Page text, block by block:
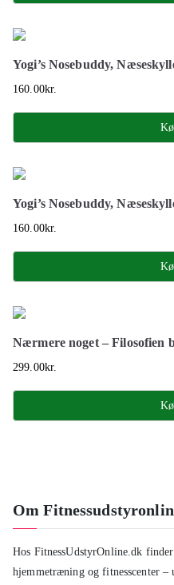
Yogi’s Nosebuddy,
160.00kr.
Yogi’s Nosebuddy,
160.00kr.
Nærmere noget – Filosofien
299.00kr.
Om
Hos FitnessUdstyrOnline.dk
hjemmetræning og fitnesscenter –